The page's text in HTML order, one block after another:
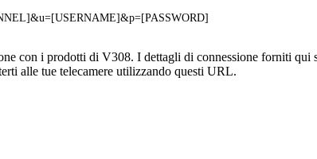
con i prodotti di V308. I dettagli di connessione forniti
alle tue telecamere utilizzando questi URL.